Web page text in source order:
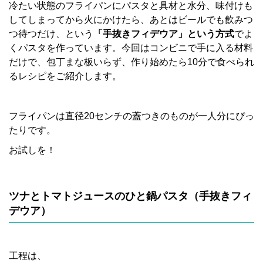
冷たい状態のフライパンにパスタと具材と水分、味付けも
してしまってから火にかけたら、あとはビールでも飲みつ
つ待つだけ、という
「手抜きフィデウア」という方式でよ
くパスタを作っています。今回はコンビニで手に入る材料
だけで、包丁まな板いらず、作り始めたら10分で食べられ
るレシピをご紹介します。
フライパンは直径20センチの蓋つきのものが一人分にぴっ
たりです。
お試しを！
ツナとトマトジュースのひと鍋パスタ（手抜きフィ
デウア）
工程は、